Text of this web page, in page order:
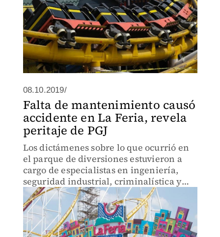
08.10.2019/
Falta de mantenimiento causó
accidente en La Feria, revela
peritaje de PGJ
Los dictámenes sobre lo que ocurrió en
el parque de diversiones estuvieron a
cargo de especialistas en ingeniería,
seguridad industrial, criminalística y
fotografía; serán contrastados con
expertos internacionales